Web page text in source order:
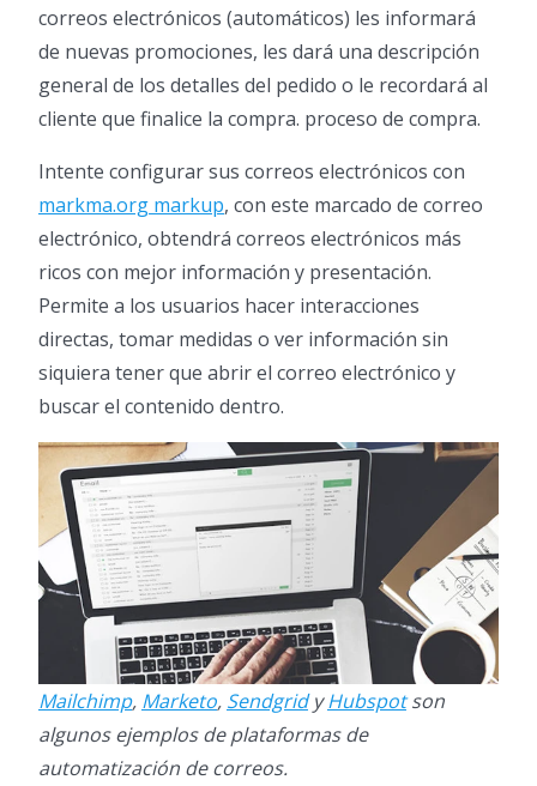
correos electrónicos (automáticos) les informará
de nuevas promociones, les dará una descripción
general de los detalles del pedido o le recordará al
cliente que finalice la compra. proceso de compra.
Intente configurar sus correos electrónicos con
markma.org markup, con este marcado de correo
electrónico, obtendrá correos electrónicos más
ricos con mejor información y presentación.
Permite a los usuarios hacer interacciones
directas, tomar medidas o ver información sin
siquiera tener que abrir el correo electrónico y
buscar el contenido dentro.
Mailchimp, Marketo, SendgridyHubspotson
algunos ejemplos de plataformas de
automatización de correos.